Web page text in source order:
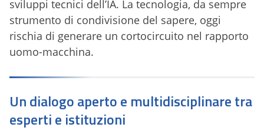
sviluppi tecnici dell’IA. La tecnologia, da sempre
strumento di condivisione del sapere, oggi
rischia di generare un cortocircuito nel rapporto
uomo-macchina.
Un dialogo aperto e multidisciplinare tra
esperti e istituzioni